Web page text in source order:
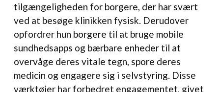
tilgængeligheden for borgere, der har svært
ved at besøge klinikken fysisk. Derudover
opfordrer hun borgere til at bruge mobile
sundhedsapps og bærbare enheder til at
overvåge deres vitale tegn, spore deres
medicin og engagere sig i selvstyring. Disse
værktøjer har forbedret engagementet, givet